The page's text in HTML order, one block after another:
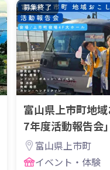
募集終了
富山県上市町地
7年度活動報告会」
富山県上市町
イベント・体験